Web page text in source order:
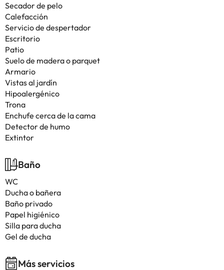
Secador de pelo
Calefacción
Servicio de despertador
Escritorio
Patio
Suelo de madera o parquet
Armario
Vistas al jardín
Hipoalergénico
Trona
Enchufe cerca de la cama
Detector de humo
Extintor
Baño
WC
Ducha o bañera
Baño privado
Papel higiénico
Silla para ducha
Gel de ducha
Más servicios